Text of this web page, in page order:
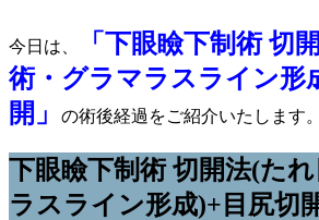
今日は、
「下眼瞼下制術 切
術・グラマラスライン形
開」
の術後経過をご紹介いたします。
下眼瞼下制術 切開法(た
ラスライン形成)+目尻切